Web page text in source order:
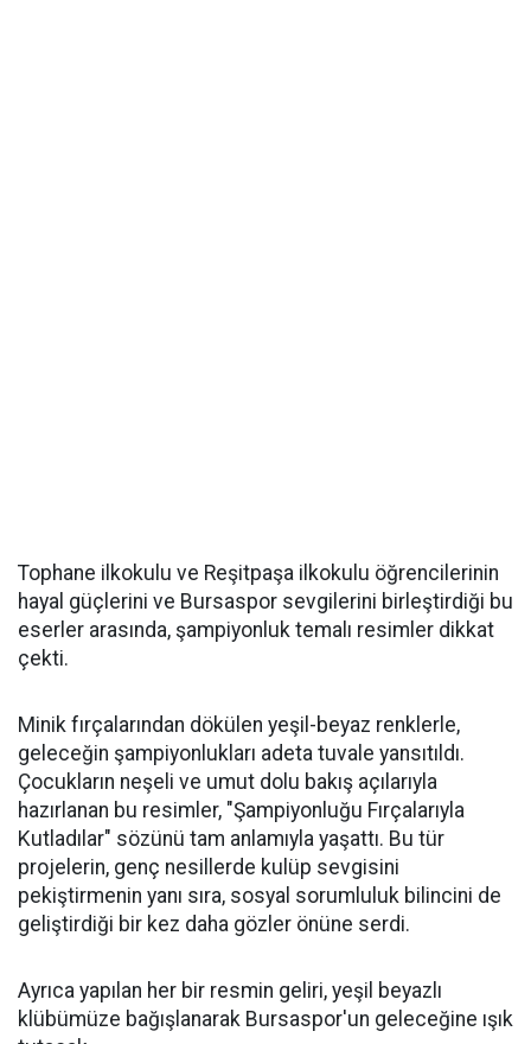
Tophane ilkokulu ve Reşitpaşa ilkokulu öğrencilerinin
hayal güçlerini ve Bursaspor sevgilerini birleştirdiği bu
eserler arasında, şampiyonluk temalı resimler dikkat
çekti.
Minik fırçalarından dökülen yeşil-beyaz renklerle,
geleceğin şampiyonlukları adeta tuvale yansıtıldı.
Çocukların neşeli ve umut dolu bakış açılarıyla
hazırlanan bu resimler, "Şampiyonluğu Fırçalarıyla
Kutladılar" sözünü tam anlamıyla yaşattı. Bu tür
projelerin, genç nesillerde kulüp sevgisini
pekiştirmenin yanı sıra, sosyal sorumluluk bilincini de
geliştirdiği bir kez daha gözler önüne serdi.
Ayrıca yapılan her bir resmin geliri, yeşil beyazlı
klübümüze bağışlanarak Bursaspor'un geleceğine ışık